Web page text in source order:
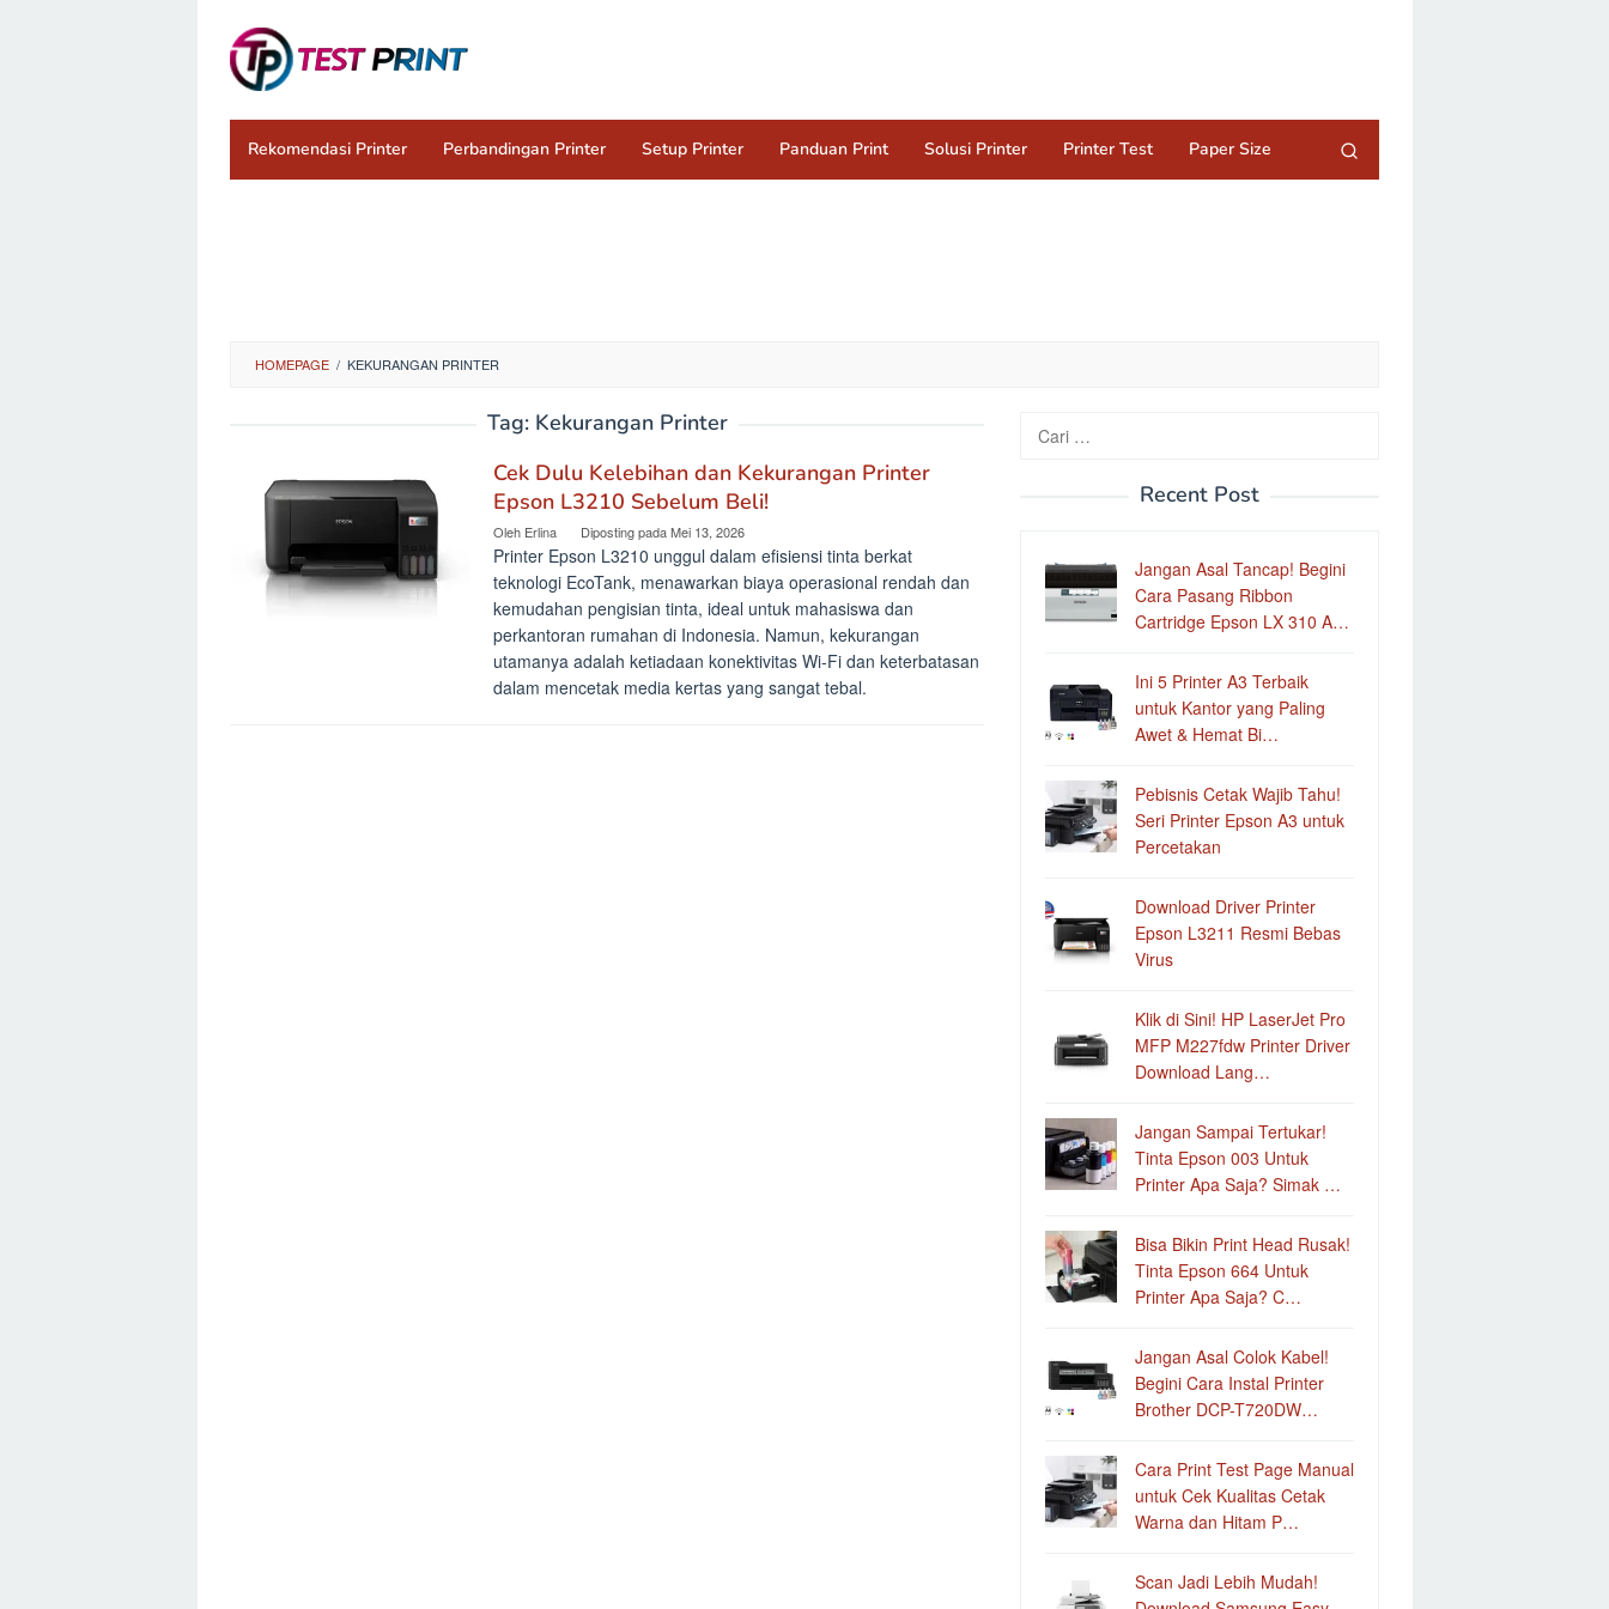
konten
Rekomendasi Printer Perbandingan Printer Setup Printer Panduan Print Solusi Printer Printer Test Paper Size
HOMEPAGE / KEKURANGAN PRINTER
Tag: Kekurangan Printer
Cek Dulu Kelebihan dan Kekurangan Printer
Epson L3210 Sebelum Beli!
Oleh Erlina Diposting padaMei 13, 2026
Printer Epson L3210 unggul dalam efisiensi tinta berkat
teknologi EcoTank, menawarkan biaya operasional rendah dan
kemudahan pengisian tinta, ideal untuk mahasiswa dan
perkantoran rumahan di Indonesia. Namun, kekurangan
utamanya adalah ketiadaan konektivitas Wi-Fi dan keterbatasan
dalam mencetak media kertas yang sangat tebal.
Cari
untuk:
Recent Post
Jangan Asal Tancap! Begini
Cara Pasang Ribbon
Cartridge Epson LX 310 A…
Ini 5 Printer A3 Terbaik
untuk Kantor yang Paling
Awet & Hemat Bi…
Pebisnis Cetak Wajib Tahu!
Seri Printer Epson A3 untuk
Percetakan
Download Driver Printer
Epson L3211 Resmi Bebas
Virus
Klik di Sini! HP LaserJet Pro
MFP M227fdw Printer Driver
Download Lang…
Jangan Sampai Tertukar!
Tinta Epson 003 Untuk
Printer Apa Saja? Simak …
Bisa Bikin Print Head Rusak!
Tinta Epson 664 Untuk
Printer Apa Saja? C…
Jangan Asal Colok Kabel!
Begini Cara Instal Printer
Brother DCP-T720DW…
Cara Print Test Page Manual
untuk Cek Kualitas Cetak
Warna dan Hitam P…
Scan Jadi Lebih Mudah!